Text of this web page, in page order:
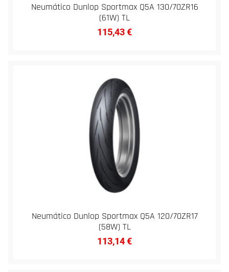
Neumático Dunlop Sportmax Q5A 130/70ZR16
(61W) TL
115,43€
Neumático Dunlop Sportmax Q5A 120/70ZR17
(58W) TL
113,14€